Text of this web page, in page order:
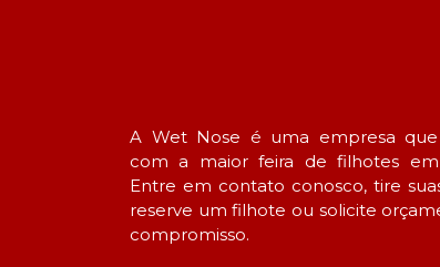
A Wet Nose é uma empresa que
com a maior feira de filhotes em
Entre em contato conosco, tire
reserve um filhote ou solicite
compromisso.